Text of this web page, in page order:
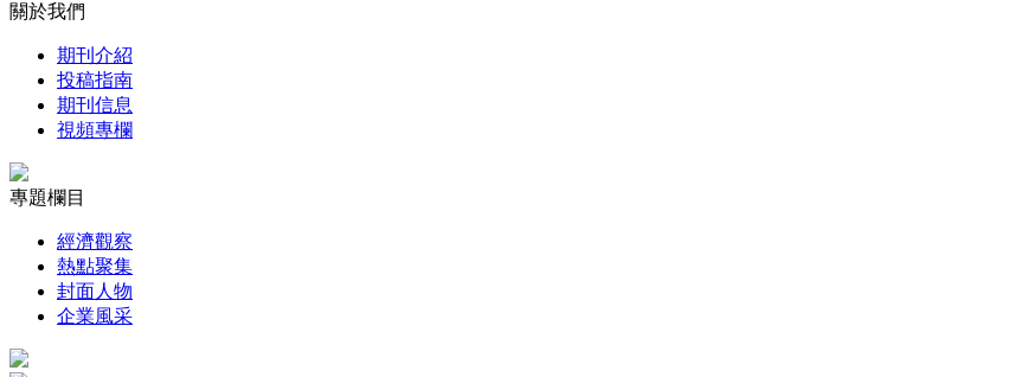
關於我們
期刊介紹
投稿指南
期刊信息
視頻專欄
專題欄目
經濟觀察
熱點聚集
封面人物
企業風采